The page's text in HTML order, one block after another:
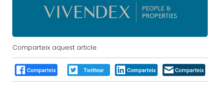
Comparteix aquest article